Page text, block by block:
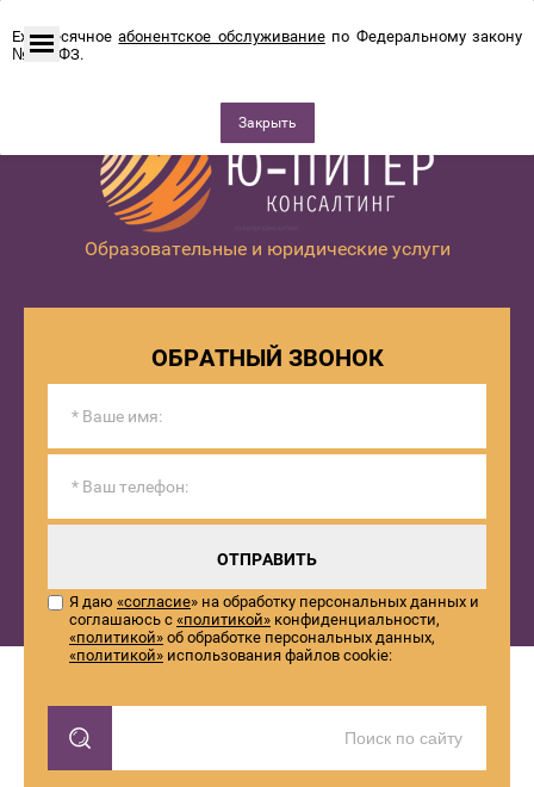
Образовательные и юридические услуги
ОБРАТНЫЙ ЗВОНОК
ОТПРАВИТЬ
Я даю «согласие» на обработку персональных данных и
соглашаюсь с «политикой» конфиденциальности,
«политикой» об обработке персональных данных,
«политикой» использования файлов cookie:
Ежемесячноеабонентское обслуживаниепо Федеральному закону
№115-ФЗ.
Закрыть